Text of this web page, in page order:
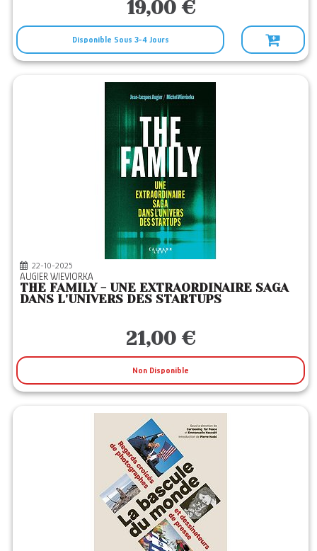
19,00 €
Disponible Sous 3-4 Jours
22-10-2025
AUGIER WIEVIORKA
THE FAMILY - UNE EXTRAORDINAIRE SAGA
DANS L'UNIVERS DES STARTUPS
21,00 €
Non Disponible